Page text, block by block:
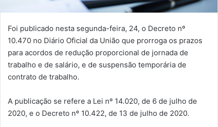
Foi publicado nesta segunda-feira, 24, o Decreto nº
10.470 no Diário Oficial da União que prorroga os prazos
para acordos de redução proporcional de jornada de
trabalho e de salário, e de suspensão temporária de
contrato de trabalho.
A publicação se refere a Lei nº 14.020, de 6 de julho de
2020, e o Decreto nº 10.422, de 13 de julho de 2020.